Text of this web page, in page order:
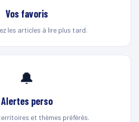
Vos favoris
les articles à lire plus tard.
🔔
Alertes perso
et thèmes préférés.